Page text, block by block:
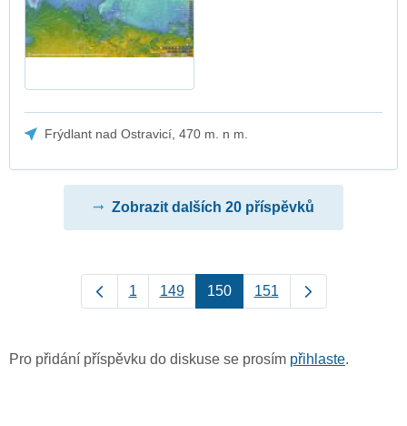
Frýdlant nad Ostravicí, 470 m. n m.
Zobrazit dalších 20 příspěvků
1 149 150 151
Pro přidání příspěvku do diskuse se prosím přihlaste.